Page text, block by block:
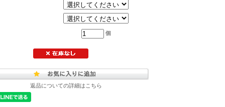
個
返品についての詳細はこちら